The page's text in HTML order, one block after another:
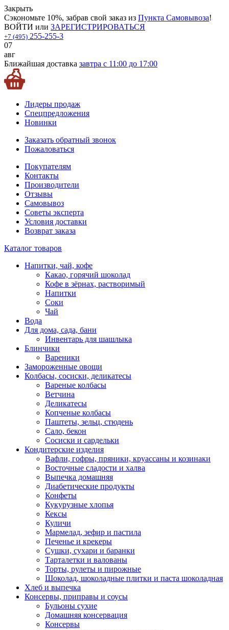
Закрыть
Сэкономьте 10%, забрав свой заказ из Пункта Самовывоза!
ВОЙТИ или ЗАРЕГИСТРИРОВАТЬСЯ
+7 (495) 255-255-3
07
авг
Ближайшая доставка завтра с 11:00 до 17:00
Лидеры продаж
Спецпредложения
Новинки
Заказать обратный звонок
Пожаловаться
Покупателям
Контакты
Производители
Отзывы
Самовывоз
Советы эксперта
Условия доставки
Возврат заказа
Каталог товаров
Напитки, чай, кофе
Какао, горячий шоколад
Кофе в зёрнах, растворимый
Напитки
Соки
Чай
Вода
Для дома, сада, бани
Инвентарь для шашлыка
Блинчики
Вареники
Замороженные овощи
Колбасы, сосиски, деликатесы
Вареные колбасы
Ветчина
Деликатесы
Копченые колбасы
Паштеты, зельц, стюдень
Сало, бекон
Сосиски и сардельки
Кондитерские изделия
Вафли, гофры, пряники, круассаны и козинаки
Восточные сладости и халва
Выпечка домашняя
Диабетические продукты
Конфеты
Кукурузные хлопья
Кексы
Куличи
Мармелад, зефир и пастила
Печенье и крекеры
Сушки, сухари и баранки
Тарталетки и валованы
Торты, рулеты и пирожные
Шоколад, шоколадные плитки и паста шоколадная
Хлеб и выпечка
Консервы, приправы и соусы
Бульоны сухие
Домашняя консервация
Консервы